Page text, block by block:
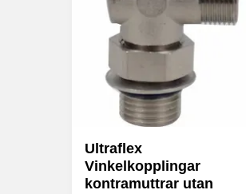
Ultraflex
Vinkelkopplingar
kontramuttrar utan